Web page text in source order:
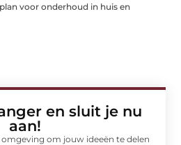
voor onderhoud in huis en
en sluit je nu
aan!
om jouw ideeën te delen